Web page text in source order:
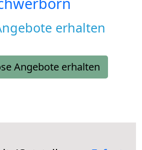
erhalten
Angebote erhalten